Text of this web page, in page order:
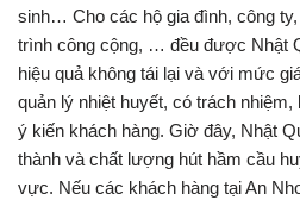
sinh… Cho các hộ gia đình, công
trình công cộng, … đều được Nhật
hiệu quả không tái lại và với mức
quản lý nhiệt huyết, có trách nhiệm,
ý kiến khách hàng. Giờ đây, Nhật
thành và chất lượng hút hầm cầu
vực. Nếu các khách hàng tại An